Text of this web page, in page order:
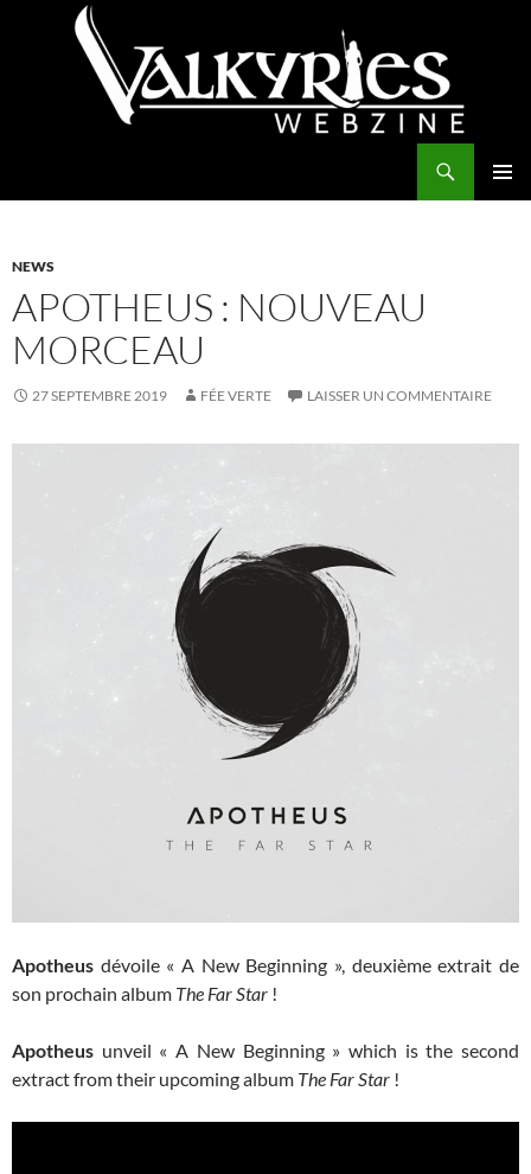
NEWS
APOTHEUS : NOUVEAU
MORCEAU
27 SEPTEMBRE 2019 FÉE VERTE LAISSER UN COMMENTAIRE
Apotheus dévoile « A New Beginning », deuxième extrait de
son prochain album The Far Star !
Apotheus unveil « A New Beginning » which is the second
extract from their upcoming album The Far Star !